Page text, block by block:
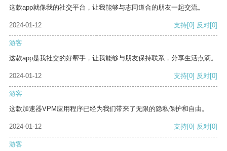
这款app就像我的社交平台，让我能够与志同道合的朋友一起交流。
2024-01-12 支持[0] 反对[0]
游客
这款app是我社交的好帮手，让我能够与朋友保持联系，分享生活点滴。
2024-01-12 支持[0] 反对[0]
游客
这款加速器VPM应用程序已经为我们带来了无限的隐私保护和自由。
2024-01-12 支持[0] 反对[0]
游客